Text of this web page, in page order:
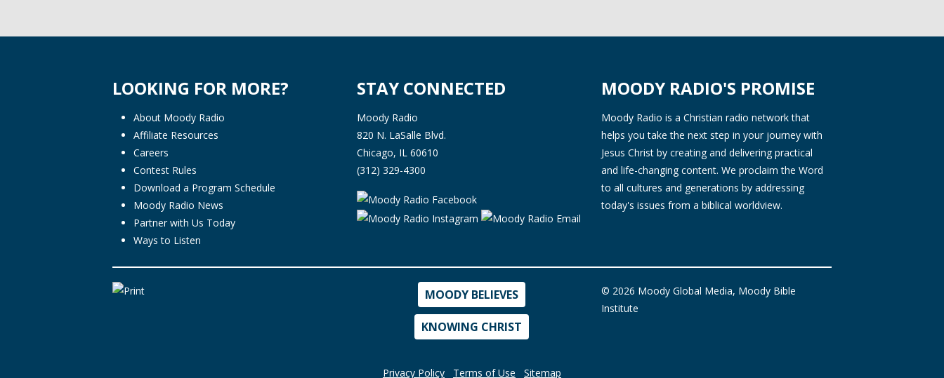
LOOKING FOR MORE?
About Moody Radio
Affiliate Resources
Careers
Contest Rules
Download a Program Schedule
Moody Radio News
Partner with Us Today
Ways to Listen
STAY CONNECTED
Moody Radio
820 N. LaSalle Blvd.
Chicago, IL 60610
(312) 329-4300
MOODY RADIO'S PROMISE
Moody Radio is a Christian radio network that
helps you take the next step in your journey with
Jesus Christ by creating and delivering practical
and life-changing content. We proclaim the Word
to all cultures and generations by addressing
today's issues from a biblical worldview.
MOODY BELIEVES
KNOWING CHRIST
Privacy Policy Terms of Use Sitemap
© 2026 Moody Global Media, Moody Bible
Institute